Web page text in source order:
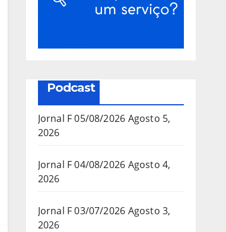
Podcast
Jornal F 05/08/2026 Agosto 5,
2026
Jornal F 04/08/2026 Agosto 4,
2026
Jornal F 03/07/2026 Agosto 3,
2026